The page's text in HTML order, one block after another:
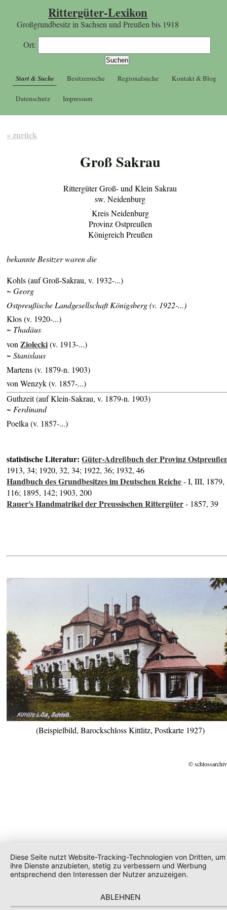
Rittergüter-Lexikon
Großgrundbesitz in Sachsen und Preußen bis 1918
Ort:
Start & Suche Besitzersuche Regionalsuche Kontakt & Blog
Datenschutz Impressum
« zurück
Groß Sakrau
Rittergüter Groß- und Klein Sakrau
sw. Neidenburg
Kreis Neidenburg
Provinz Ostpreußen
Königreich Preußen
bekannte Besitzer waren die
Kohls (auf Groß-Sakrau, v. 1932-...)
~ Georg
Ostpreußische Landgesellschaft Königsberg (v. 1922-...)
Klos (v. 1920-...)
~ Thadäus
von Ziolecki(v. 1913-...)
~ Stanislaus
Martens (v. 1879-n. 1903)
von Wenzyk (v. 1857-...)
Guthzeit (auf Klein-Sakrau, v. 1879-n. 1903)
~ Ferdinand
Poelka (v. 1857-...)
statistische Literatur:Güter-Adreßbuch der Provinz
1913, 34; 1920, 32, 34; 1922, 36; 1932, 46
Handbuch des Grundbesitzes im Deutschen Reiche- I, III, 1879,
116; 1895, 142; 1903, 200
Rauer's Handmatrikel der Preussischen Rittergüter- 1857, 39
(Beispielbild, Barockschloss Kittlitz, Postkarte 1927)
©
Diese Seite nutzt Website-Tracking-Technologien von Dritten, um
ihre Dienste anzubieten, stetig zu verbessern und Werbung
entsprechend den Interessen der Nutzer anzuzeigen.
ABLEHNEN